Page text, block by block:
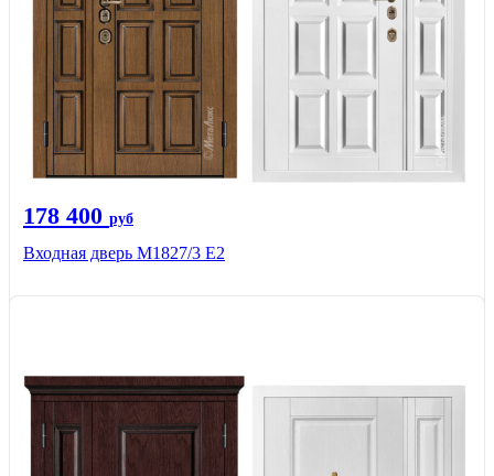
178 400 руб
Входная дверь М1827/3 Е2